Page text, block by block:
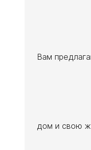
Вам
дом и свою